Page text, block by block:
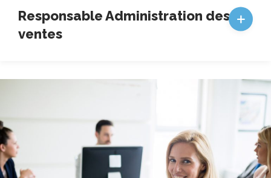
Responsable Administration des
ventes